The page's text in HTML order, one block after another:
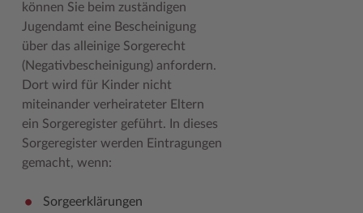
Leistungen
Lexikon
Publikationen
Wo Sie uns finden
Wunsch-Kennzeichen ↗
Zuständigkeitsfinder SH ↗
Lokales Wetter
Newsletter
Pressemeldungen
Social Media
Stellenangebote
Stormarninfo
Landrat
Sonderbereiche
Stabsbereiche
Städte und Gemeinden
Wahlen im Kreis
Wappen und Geschichte
Wirtschafts- und Aufbaugesellschaft Stormarn
Zahlen, Daten, Fakten
Storchenhorste
Lieblingsplätze in der Metropolregion
Termine und Veranstaltungen
Tourismus
Umlandscout Hamburg
Vereine und Gruppen
können Sie beim zuständigen
Jugendamt eine Bescheinigung
über das alleinige Sorgerecht
(Negativbescheinigung) anfordern.
Dort wird für Kinder nicht
miteinander verheirateter Eltern
ein Sorgeregister geführt. In dieses
Sorgeregister werden Eintragungen
gemacht, wenn:
Sorgeerklärungen